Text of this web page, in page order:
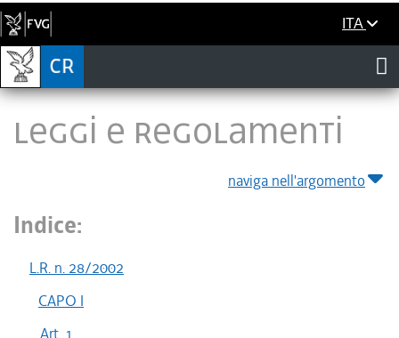
ITA
LEGGI E REGOLAMENTI
naviga nell'argomento
Indice:
L.R. n. 28/2002
CAPO I
Art. 1